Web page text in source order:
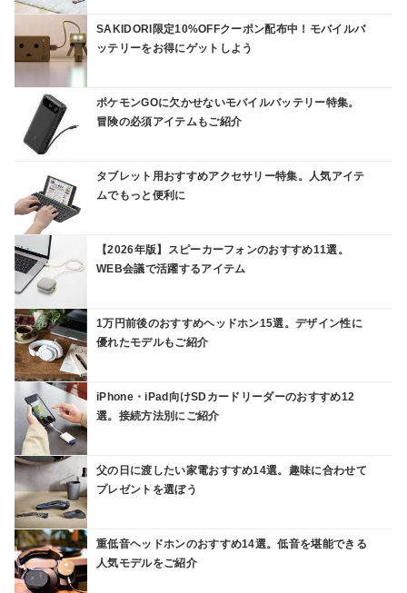
SAKIDORI限定10%OFFクーポン配布中！モバイルバ
ッテリーをお得にゲットしよう
ポケモンGOに欠かせないモバイルバッテリー特集。
冒険の必須アイテムもご紹介
タブレット用おすすめアクセサリー特集。人気アイテ
ムでもっと便利に
【2026年版】スピーカーフォンのおすすめ11選。
WEB会議で活躍するアイテム
1万円前後のおすすめヘッドホン15選。デザイン性に
優れたモデルもご紹介
iPhone・iPad向けSDカードリーダーのおすすめ12
選。接続方法別にご紹介
父の日に渡したい家電おすすめ14選。趣味に合わせて
プレゼントを選ぼう
重低音ヘッドホンのおすすめ14選。低音を堪能できる
人気モデルをご紹介